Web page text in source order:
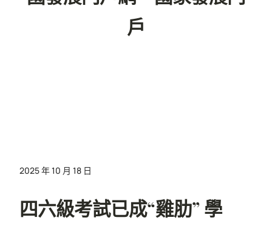
戶
2025 年 10 月 18 日
四六級考試已成“雞肋” 學